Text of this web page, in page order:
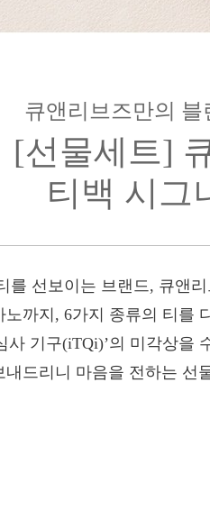
큐앤리브즈만의 블
[선물세트]
티백 시그
를 선보이는 브랜드, 큐앤
까지, 6가지 종류의 티를
사 기구(iTQi)’의 미각상
드리니 마음을 전하는